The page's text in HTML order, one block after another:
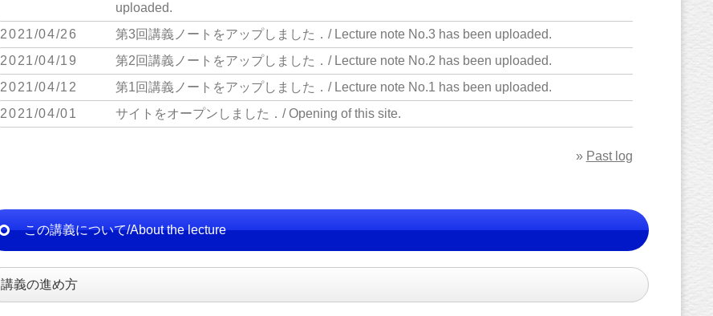
uploaded.
2021/04/26
第3回講義ノートをアップしました．/ Lecture note No.3 has been uploaded.
2021/04/19
第2回講義ノートをアップしました．/ Lecture note No.2 has been uploaded.
2021/04/12
第1回講義ノートをアップしました．/ Lecture note No.1 has been uploaded.
2021/04/01
サイトをオープンしました．/ Opening of this site.
» Past log
この講義について/About the lecture
講義の進め方